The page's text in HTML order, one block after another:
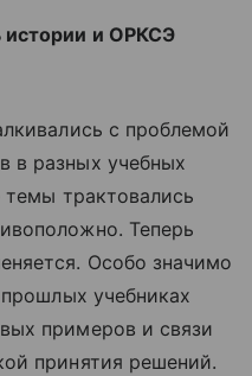
истории и ОРКСЭ
с проблемой
в разных учебных
трактовались
Теперь
Особо значимо
учебниках
примеров и связи
принятия решений.